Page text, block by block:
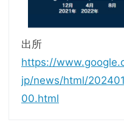
出所
https://
jp/news/html/
00.html